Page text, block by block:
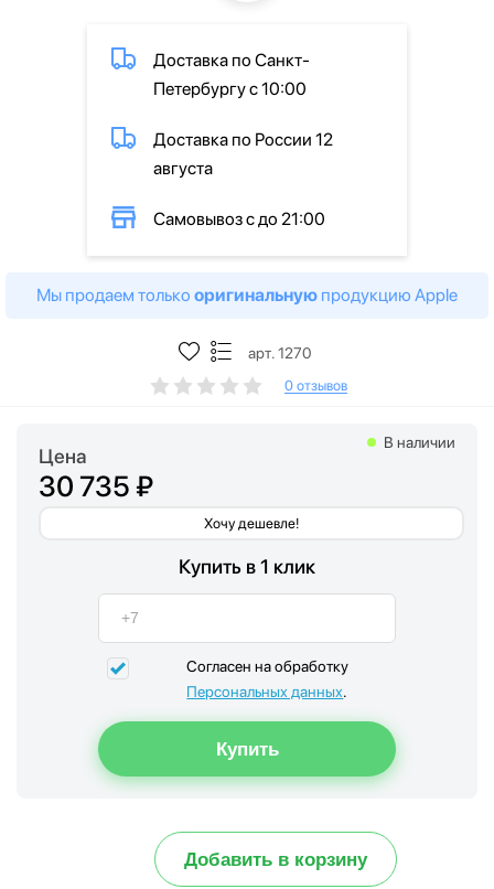
Доставка по Санкт-
Петербургу с 10:00
Доставка по России 12
августа
Самовывоз с до 21:00
Мы продаем только оригинальную продукцию Apple
арт. 1270
0 отзывов
Цена
30 735 ₽
Хочу дешевле!
В наличии
Купить в 1 клик
Согласен на обработку
Персональных данных.
Добавить в корзину